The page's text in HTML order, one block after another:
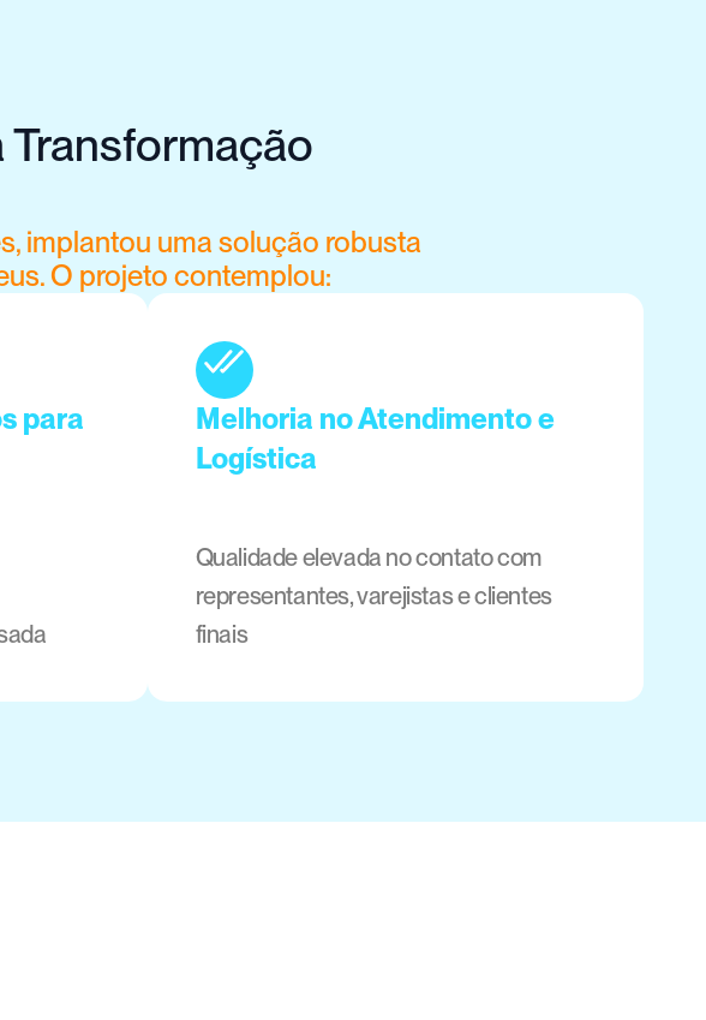
implantou uma solução robusta
O projeto contemplou:
para
Melhoria no Atendimento e
Logística
Qualidade elevada no contato com
representantes, varejistas e clientes
finais